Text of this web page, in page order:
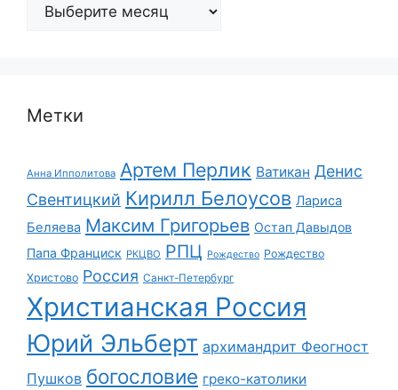
Метки
Анна Ипполитова Артем Перлик Ватикан Денис
Свентицкий Кирилл Белоусов Лариса
Беляева Максим Григорьев Остап Давыдов
Папа Франциск РКЦВО РПЦ Рождество Рождество
Христово Россия Санкт-Петербург
Христианская Россия
Юрий Эльберт архимандрит Феогност
Пушков богословие греко-католики